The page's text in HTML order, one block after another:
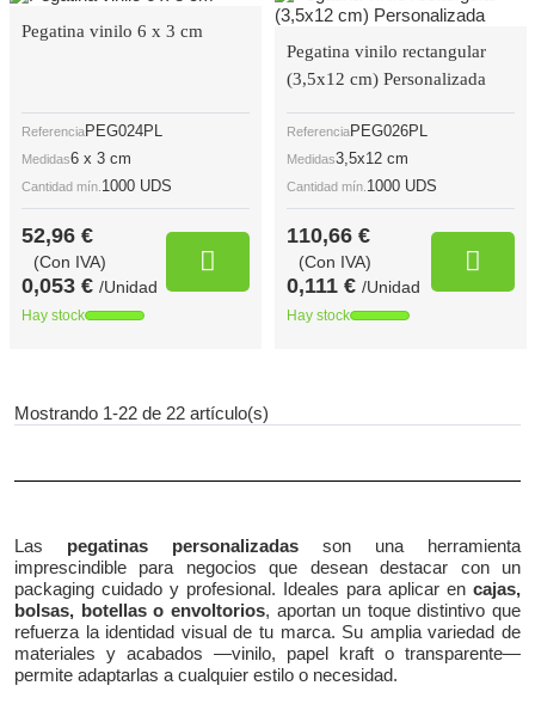
Pegatina vinilo 6 x 3 cm
ReferenciaPEG024PL
Medidas6 x 3 cm
Cantidad mín. 1000 UDS
52,96 €
(Con IVA)
0,053 € /Unidad
Hay stock
Pegatina vinilo rectangular
(3,5x12 cm) Personalizada
ReferenciaPEG026PL
Medidas3,5x12 cm
Cantidad mín. 1000 UDS
110,66 €
(Con IVA)
0,111 € /Unidad
Hay stock
Mostrando 1-22 de 22 artículo(s)
Las pegatinas personalizadas son una herramienta
imprescindible para negocios que desean destacar con un
packaging cuidado y profesional. Ideales para aplicar en cajas,
bolsas, botellas o envoltorios, aportan un toque distintivo que
refuerza la identidad visual de tu marca. Su amplia variedad de
materiales y acabados —vinilo, papel kraft o transparente—
permite adaptarlas a cualquier estilo o necesidad.